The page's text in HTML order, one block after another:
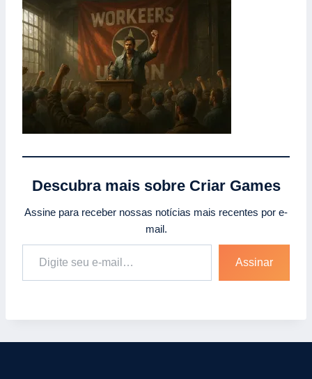
Descubra mais sobre Criar Games
Assine para receber nossas notícias mais recentes por e-
mail.
Digite seu e-mail…
Assinar